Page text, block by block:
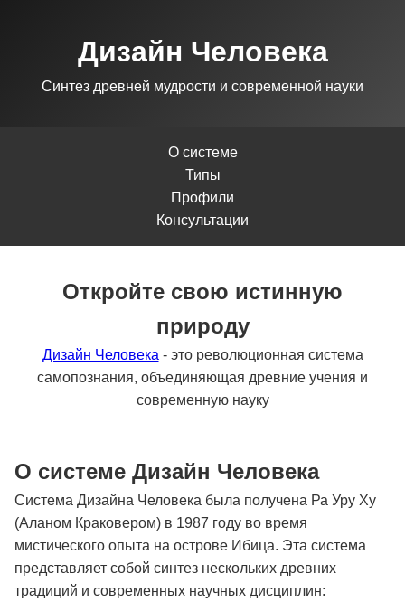
Дизайн Человека
Синтез древней мудрости и современной науки
О системе
Типы
Профили
Консультации
Откройте свою истинную
природу
Дизайн Человека - это революционная система
самопознания, объединяющая древние учения и
современную науку
О системе Дизайн Человека
Система Дизайна Человека была получена Ра Уру Ху
(Аланом Краковером) в 1987 году во время
мистического опыта на острове Ибица. Эта система
представляет собой синтез нескольких древних
традиций и современных научных дисциплин: